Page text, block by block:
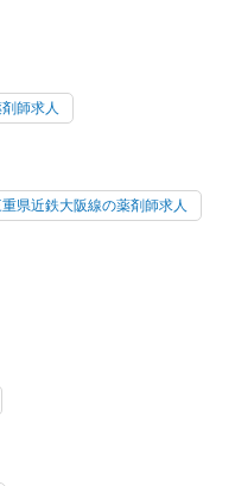
師求人
県近鉄大阪線の薬剤師求人